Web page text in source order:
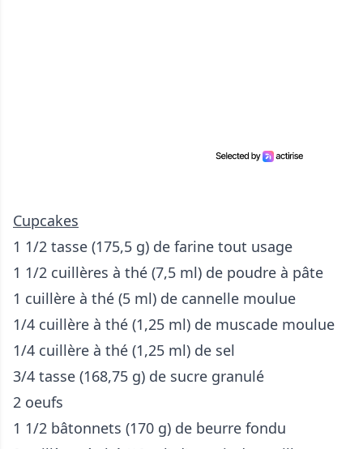
Cupcakes
1 1/2 tasse (175,5 g) de farine tout usage
1 1/2 cuillères à thé (7,5 ml) de poudre à pâte
1 cuillère à thé (5 ml) de cannelle moulue
1/4 cuillère à thé (1,25 ml) de muscade moulue
1/4 cuillère à thé (1,25 ml) de sel
3/4 tasse (168,75 g) de sucre granulé
2 oeufs
1 1/2 bâtonnets (170 g) de beurre fondu